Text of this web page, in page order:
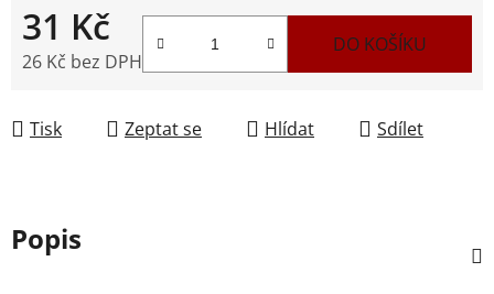
31 Kč
26 Kč bez DPH
DO KOŠÍKU
Tisk Zeptat se Hlídat Sdílet
Popis